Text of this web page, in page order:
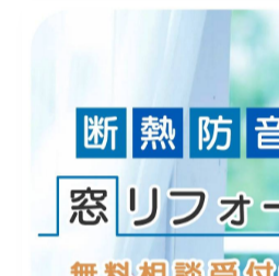
者の方は、まず予算や目的を明
否も含めて最適なサッシ選びを
窓リフォームで防音対策を重
現代の住宅で防音対策が重視
多様化や周辺環境の変化にあり
の生活音や交通騒音がストレス
音リフォームのニーズが高まっ